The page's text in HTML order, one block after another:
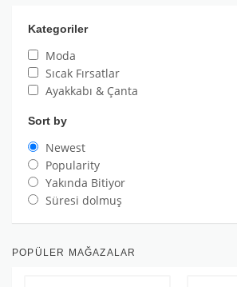
Kategoriler
Moda
Sıcak Fırsatlar
Ayakkabı & Çanta
Sort by
Newest
Popularity
Yakında Bitiyor
Süresi dolmuş
POPÜLER MAĞAZALAR